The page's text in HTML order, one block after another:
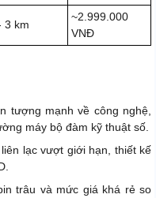
3 km
~2.999.000
VNĐ
tượng mạnh về công nghệ,
máy bộ đàm kỹ thuật số.
lạc vượt giới hạn, thiết kế
trâu và mức giá khá rẻ so